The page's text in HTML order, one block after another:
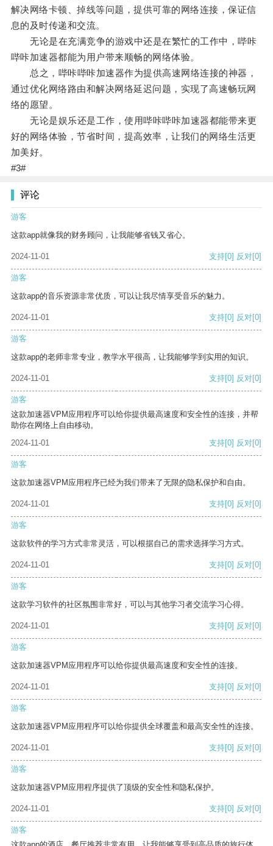
解决网络卡顿、掉线等问题，提供可靠的网络连接，保证信
息的及时传递和交流。
无论是在充满竞争的游戏中还是在繁忙的工作中，哔咔
哔咔加速器都能为用户带来顺畅的网络体验。
总之，哔咔哔咔加速器作为提供高速网络连接的神器，
通过优化网络路由和解决网络延迟问题，实现了高速畅玩网
络的愿望。
无论是娱乐还是工作，使用哔咔哔咔加速器都能带来更
好的网络体验，节省时间，提高效率，让我们的网络生活更
加美好。
#3#
评论
游客
这款app就像我的财务顾问，让我能够省钱又省心。
2024-11-01 支持[0] 反对[0]
游客
这款app的音乐资源非常优质，可以让我尽情享受音乐的魅力。
2024-11-01 支持[0] 反对[0]
游客
这款app的老师非常专业，教学水平很高，让我能够学到实用的知识。
2024-11-01 支持[0] 反对[0]
游客
这款加速器VPM应用程序可以给你提供最高速度和安全性的连接，并帮
助你在网络上自由移动。
2024-11-01
支持[0] 反对[0]
游客
这款加速器VPM应用程序已经为我们带来了无限的隐私保护和自由。
2024-11-01 支持[0] 反对[0]
游客
这款软件的学习方式非常灵活，可以根据自己的需求选择学习方式。
2024-11-01 支持[0] 反对[0]
游客
这款学习软件的社区氛围非常好，可以与其他学习者交流学习心得。
2024-11-01 支持[0] 反对[0]
游客
这款加速器VPM应用程序可以给你提供最高速度和安全性的连接。
2024-11-01 支持[0] 反对[0]
游客
这款加速器VPM应用程序可以给你提供全球覆盖和最高安全性的连接。
2024-11-01 支持[0] 反对[0]
游客
这款加速器VPM应用程序提供了顶级的安全性和隐私保护。
2024-11-01 支持[0] 反对[0]
游客